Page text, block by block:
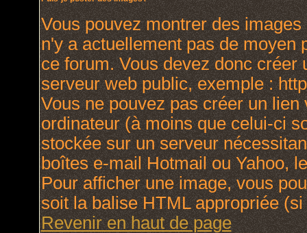
Vous pouvez montrer des
n'y a actuellement pas de moyen
ce forum. Vous devez donc
serveur web public, exemple :
Vous ne pouvez pas créer un
ordinateur (à moins que celui-ci
stockée sur un serveur
boîtes e-mail Hotmail ou Yahoo,
Pour afficher une image, vous
soit la balise HTML appropriée
Revenir en haut de page